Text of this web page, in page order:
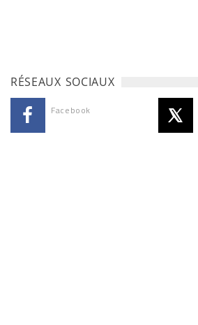
RÉSEAUX SOCIAUX
Facebook